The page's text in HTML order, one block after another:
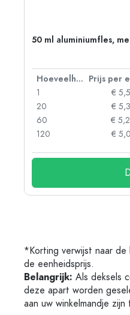
50 ml aluminiumfles,
Hoeveelheid
1
€
20
€
60
€
120
€
*Korting verwijst naar
de eenheidsprijs.
Belangrijk: Als deksels
deze apart worden
aan uw winkelmandje